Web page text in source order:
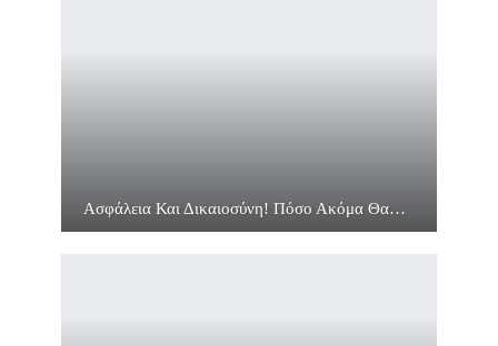
Ασφάλεια Και Δικαιοσύνη! Πόσο Ακόμα Θα…